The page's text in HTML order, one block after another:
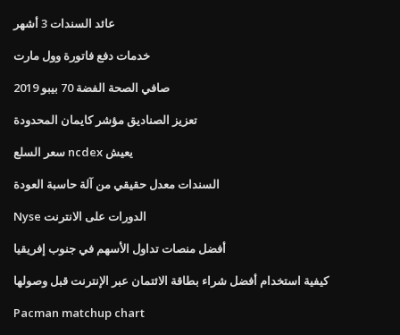
عائد السندات 3 أشهر
خدمات دفع فاتورة وول مارت
صافي الصحة الفضة 70 بيبو 2019
تعزيز الصناديق مؤشر كايمان المحدودة
سعر السلع ncdex يعيش
السندات معدل حقيقي من آلة حاسبة العودة
Nyse الدورات على الانترنت
أفضل منصات تداول الأسهم في جنوب إفريقيا
كيفية استخدام أفضل شراء بطاقة الائتمان عبر الإنترنت قبل وصولها
Pacman matchup chart